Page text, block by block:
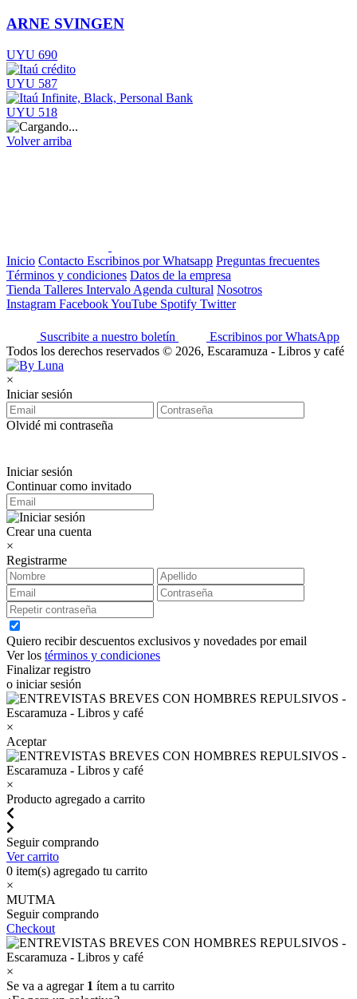
ARNE SVINGEN
UYU 690
UYU 587
UYU 518
Volver arriba
Inicio Contacto Escribinos por Whatsapp Preguntas frecuentes
Términos y condiciones Datos de la empresa
Tienda Talleres Intervalo Agenda cultural Nosotros
Instagram FacebookYouTube Spotify Twitter
Suscribite a nuestro boletín
Escribinos por WhatsApp
Todos los derechos reservados © 2026, Escaramuza - Libros y café
×
Iniciar sesión
Olvidé mi contraseña
Iniciar sesión
Continuar como invitado
Crear una cuenta
×
Registrarme
Quiero recibir descuentos exclusivos y novedades por email
Ver los términos y condiciones
Finalizar registro
o iniciar sesión
×
Aceptar
×
Producto agregado a carrito
Seguir comprando
Ver carrito
0 item(s) agregado tu carrito
×
MUTMA
Seguir comprando
Checkout
×
Se va a agregar 1 ítem a tu carrito